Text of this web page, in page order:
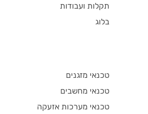
תקלות ועבודות
בלוג
טכנאי מזגנים
טכנאי מחשבים
טכנאי מערכות אזעקה